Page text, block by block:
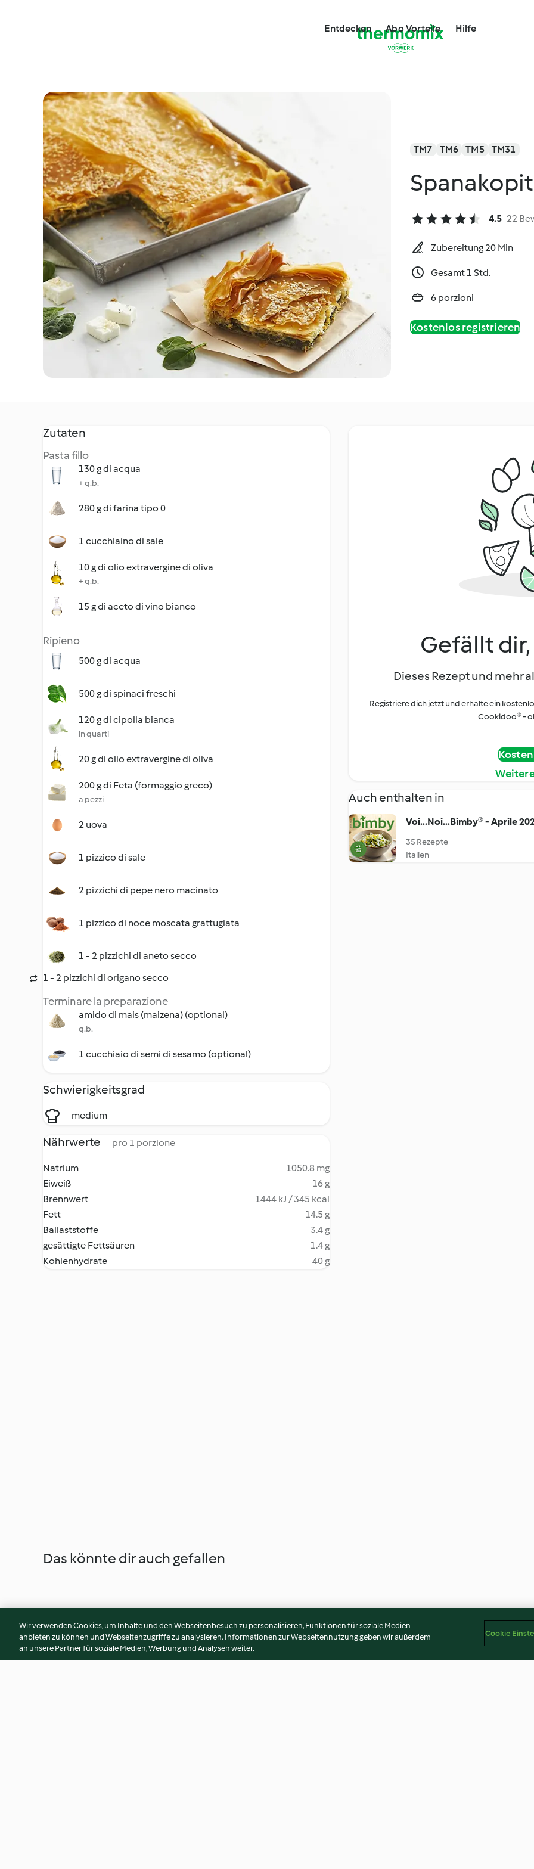
Entdecken Abo Vorteile Hilfe
TM7 TM6 TM5 TM31
4.5 22
Zubereitung 20 Min
Gesamt 1 Std.
6 porzioni
Kostenlos registrieren
Zutaten
Pasta fillo
130 g di acqua
+ q.b.
280 g di farina tipo 0
1 cucchiaino di sale
10 g di olio extravergine di oliva
+ q.b.
15 g di aceto di vino bianco
Ripieno
500 g di acqua
500 g di spinaci freschi
120 g di cipolla bianca
in quarti
20 g di olio extravergine di oliva
200 g di Feta (formaggio greco)
a pezzi
2 uova
1 pizzico di sale
2 pizzichi di pepe nero macinato
1 pizzico di noce moscata grattugiata
1 - 2 pizzichi di aneto secco
1 - 2 pizzichi di origano secco
Terminare la preparazione
amido di mais (maizena) (optional)
q.b.
1 cucchiaio di semi di sesamo (optional)
Schwierigkeitsgrad
medium
Nährwerte pro 1 porzione
Natrium
1050.8 mg
Eiweiß
16 g
Brennwert
1444 kJ / 345 kcal
Fett
14.5 g
Ballaststoffe
3.4 g
gesättigte Fettsäuren
1.4 g
Kohlenhydrate
40 g
Gefällt
Dieses Rezept und mehr
Registriere dich jetzt und erhalte ein
Cookidoo® -
Auch enthalten in
Voi...Noi...Bimby® - Aprile
35 Rezepte
Italien
Das könnte dir auch gefallen
Wir verwenden Cookies, um Inhalte und den Webseitenbesuch zu personalisieren, Funktionen für soziale Medien
anbieten zu können und Webseitenzugriffe zu analysieren. Informationen zur Webseitennutzung geben wir außerdem
an unsere Partner für soziale Medien, Werbung und Analysen weiter.
Cookie